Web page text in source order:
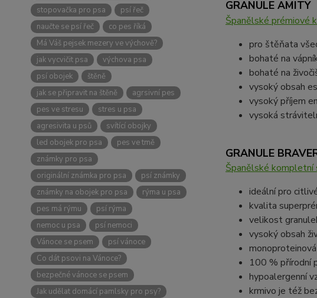
stopovačka pro psa
psí řeč
naučte se psí řeč
co pes říká
Má Váš pejsek mezery ve výchově?
jak vycvičit psa
výchova psa
psí obojek
štěně
jak se připravit na štěně
agrsivní pes
pes ve stresu
stres u psa
agresivita u psů
svítící obojky
led obojek pro psa
pes ve tmě
známky pro psa
originální známka pro psa
psí známky
známky na obojek pro psa
rýma u psa
pes má rýmu
psí rýma
nemoc u psa
psí nemoci
Vánoce se psem
psí vánoce
Co dát psovi na Vánoce?
bezpečné vánoce se psem
Jak udělat domácí pamlsky pro psy?
GRANULE AMITY
Španělské prémiové
pro štěňata
bohaté na
bohaté na
vysoký obsah
vysoký příjem
vysoká
GRANULE
Španělské kompletní
ideální pro
kvalita
velikost
vysoký obsah
100 % přírodní
hypoalergenní
krmivo je též